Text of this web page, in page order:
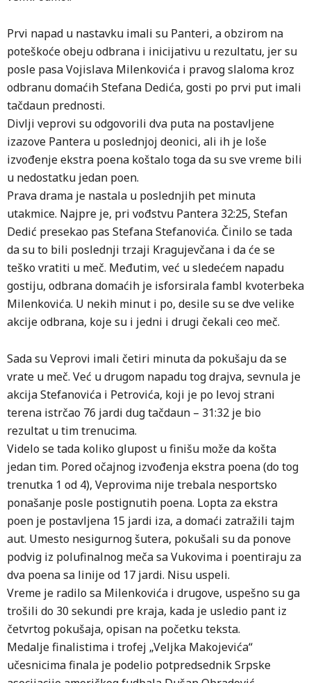
Prvi napad u nastavku imali su Panteri, a obzirom na
poteškoće obeju odbrana i inicijativu u rezultatu, jer su
posle pasa Vojislava Milenkovića i pravog slaloma kroz
odbranu domaćih Stefana Dedića, gosti po prvi put imali
tačdaun prednosti.
Divlji veprovi su odgovorili dva puta na postavljene
izazove Pantera u poslednjoj deonici, ali ih je loše
izvođenje ekstra poena koštalo toga da su sve vreme bili
u nedostatku jedan poen.
Prava drama je nastala u poslednjih pet minuta
utakmice. Najpre je, pri vođstvu Pantera 32:25, Stefan
Dedić presekao pas Stefana Stefanovića. Činilo se tada
da su to bili poslednji trzaji Kragujevčana i da će se
teško vratiti u meč. Međutim, već u sledećem napadu
gostiju, odbrana domaćih je isforsirala fambl kvoterbeka
Milenkovića. U nekih minut i po, desile su se dve velike
akcije odbrana, koje su i jedni i drugi čekali ceo meč.
Sada su Veprovi imali četiri minuta da pokušaju da se
vrate u meč. Već u drugom napadu tog drajva, sevnula je
akcija Stefanovića i Petrovića, koji je po levoj strani
terena istrčao 76 jardi dug tačdaun – 31:32 je bio
rezultat u tim trenucima.
Videlo se tada koliko glupost u finišu može da košta
jedan tim. Pored očajnog izvođenja ekstra poena (do tog
trenutka 1 od 4), Veprovima nije trebala nesportsko
ponašanje posle postignutih poena. Lopta za ekstra
poen je postavljena 15 jardi iza, a domaći zatražili tajm
aut. Umesto nesigurnog šutera, pokušali su da ponove
podvig iz polufinalnog meča sa Vukovima i poentiraju za
dva poena sa linije od 17 jardi. Nisu uspeli.
Vreme je radilo sa Milenkovića i drugove, uspešno su ga
trošili do 30 sekundi pre kraja, kada je usledio pant iz
četvrtog pokušaja, opisan na početku teksta.
Medalje finalistima i trofej „Veljka Makojevića“
učesnicima finala je podelio potpredsednik Srpske